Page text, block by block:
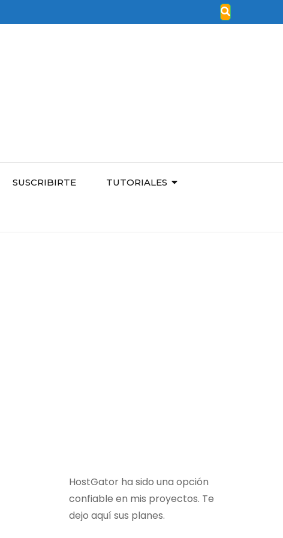
SUSCRIBIRTE TUTORIALES
HostGator ha sido una opción
confiable en mis proyectos. Te
dejo aquí sus planes.